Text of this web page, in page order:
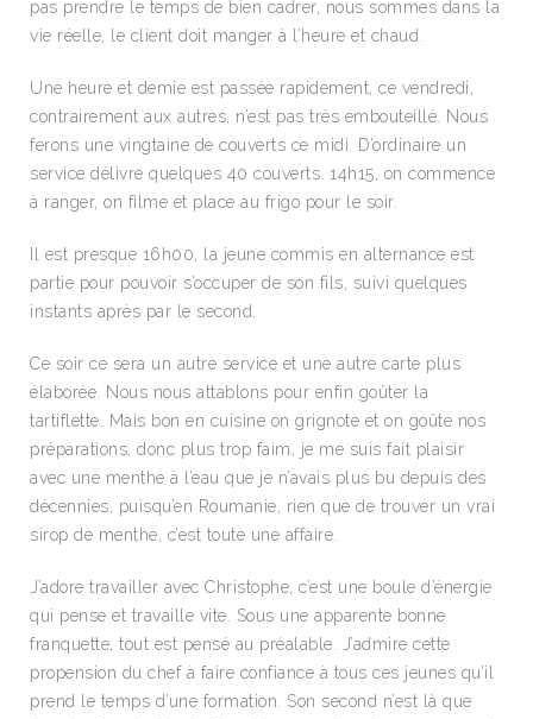
pas prendre le temps de bien cadrer, nous sommes dans la
vie réelle, le client doit manger à l’heure et chaud.
Une heure et demie est passée rapidement, ce vendredi,
contrairement aux autres, n’est pas très embouteillé. Nous
ferons une vingtaine de couverts ce midi. D’ordinaire un
service délivre quelques 40 couverts. 14h15, on commence
à ranger, on filme et place au frigo pour le soir.
Il est presque 16h00, la jeune commis en alternance est
partie pour pouvoir s’occuper de son fils, suivi quelques
instants après par le second.
Ce soir ce sera un autre service et une autre carte plus
élaborée. Nous nous attablons pour enfin goûter la
tartiflette. Mais bon en cuisine on grignote et on goûte nos
préparations, donc plus trop faim, je me suis fait plaisir
avec une menthe à l’eau que je n’avais plus bu depuis des
décennies, puisqu’en Roumanie, rien que de trouver un vrai
sirop de menthe, c’est toute une affaire.
J’adore travailler avec Christophe, c’est une boule d’énergie
qui pense et travaille vite. Sous une apparente bonne
franquette, tout est pensé au préalable. J’admire cette
propension du chef à faire confiance à tous ces jeunes qu’il
prend le temps d’une formation. Son second n’est là que